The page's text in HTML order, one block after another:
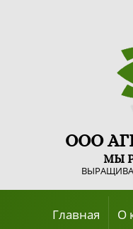
ООО
МЫ
Главная О